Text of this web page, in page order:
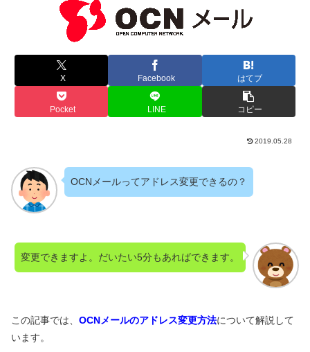
X Facebook はてブ
Pocket LINE コピー
2019.05.28
OCNメールってアドレス変更できるの？
変更できますよ。だいたい5分もあればできます。
この記事では、 OCNメールのアドレス変更方法について解説して
います。